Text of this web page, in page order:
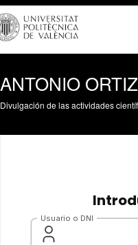
ANTONIO
Divulgación de las actividades